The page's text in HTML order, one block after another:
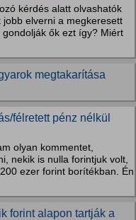
kérdés alatt olvashatók
elverni a megkeresett
ők ezt így? Miért
megtakarítása
félretett pénz nélkül
olyan kommentet,
nekik is nulla forintjuk volt,
ezer forint borítékban. Én
forint alapon tartják a